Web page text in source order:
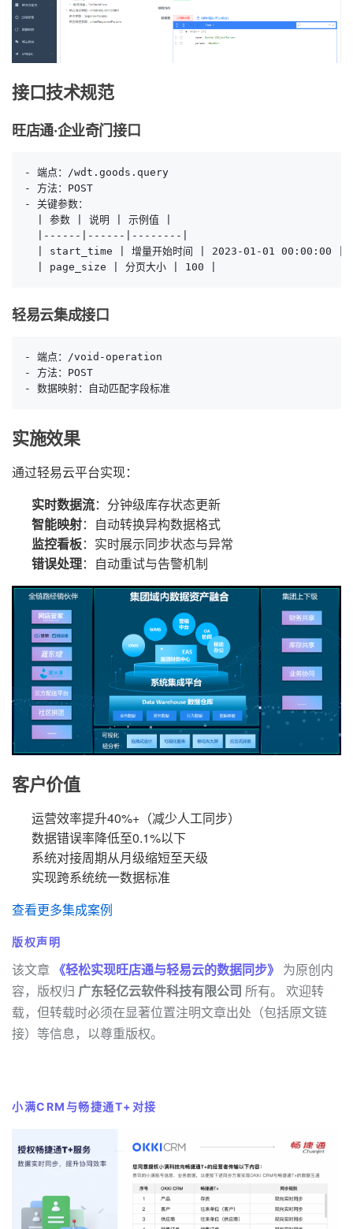
接口技术规范
旺店通·企业奇门接口
- 端点：/wdt.goods.query
- 方法：POST
- 关键参数：
  | 参数 | 说明 | 示例值 |
  |------|------|--------|
  | start_time | 增量开始时间 | 2023-01-01 00:00:00 |
  | page_size | 分页大小 | 100 |
轻易云集成接口
- 端点：/void-operation
- 方法：POST
- 数据映射：自动匹配字段标准
实施效果
通过轻易云平台实现：
实时数据流：分钟级库存状态更新
智能映射：自动转换异构数据格式
监控看板：实时展示同步状态与异常
错误处理：自动重试与告警机制
客户价值
运营效率提升40%+（减少人工同步）
数据错误率降低至0.1%以下
系统对接周期从月级缩短至天级
实现跨系统统一数据标准
查看更多集成案例
版权声明
该文章 《轻松实现旺店通与轻易云的数据同步》 为原创内
容，版权归 广东轻亿云软件科技有限公司 所有。 欢迎转
载，但转载时必须在显著位置注明文章出处（包括原文链
接）等信息，以尊重版权。
小满CRM与畅捷通T+对接